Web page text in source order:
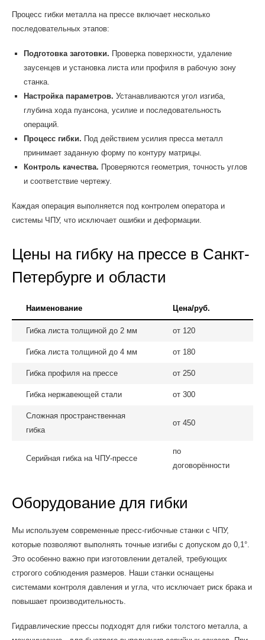
Процесс гибки металла на прессе включает несколько
последовательных этапов:
Подготовка заготовки. Проверка поверхности, удаление
заусенцев и установка листа или профиля в рабочую зону
станка.
Настройка параметров. Устанавливаются угол изгиба,
глубина хода пуансона, усилие и последовательность
операций.
Процесс гибки. Под действием усилия пресса металл
принимает заданную форму по контуру матрицы.
Контроль качества. Проверяются геометрия, точность углов
и соответствие чертежу.
Каждая операция выполняется под контролем оператора и
системы ЧПУ, что исключает ошибки и деформации.
Цены на гибку на прессе в Санкт-
Петербурге и области
Наименование Цена/руб.
Гибка листа толщиной до 2 мм от 120
Гибка листа толщиной до 4 мм от 180
Гибка профиля на прессе от 250
Гибка нержавеющей стали от 300
Сложная пространственная
гибка
от 450
Серийная гибка на ЧПУ-прессе
по
договорённости
Оборудование для гибки
Мы используем современные пресс-гибочные станки с ЧПУ,
которые позволяют выполнять точные изгибы с допуском до 0,1°.
Это особенно важно при изготовлении деталей, требующих
строгого соблюдения размеров. Наши станки оснащены
системами контроля давления и угла, что исключает риск брака и
повышает производительность.
Гидравлические прессы подходят для гибки толстого металла, а